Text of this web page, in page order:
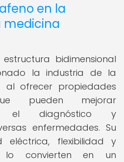
en la
medicina
bidimensional
la industria de la
al ofrecer propiedades
pueden mejorar
el diagnóstico y
enfermedades. Su
eléctrica, flexibilidad y
lo convierten en un